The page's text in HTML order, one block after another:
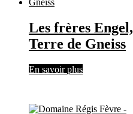
Les frères Engel,
Terre de Gneiss
En savoir plus